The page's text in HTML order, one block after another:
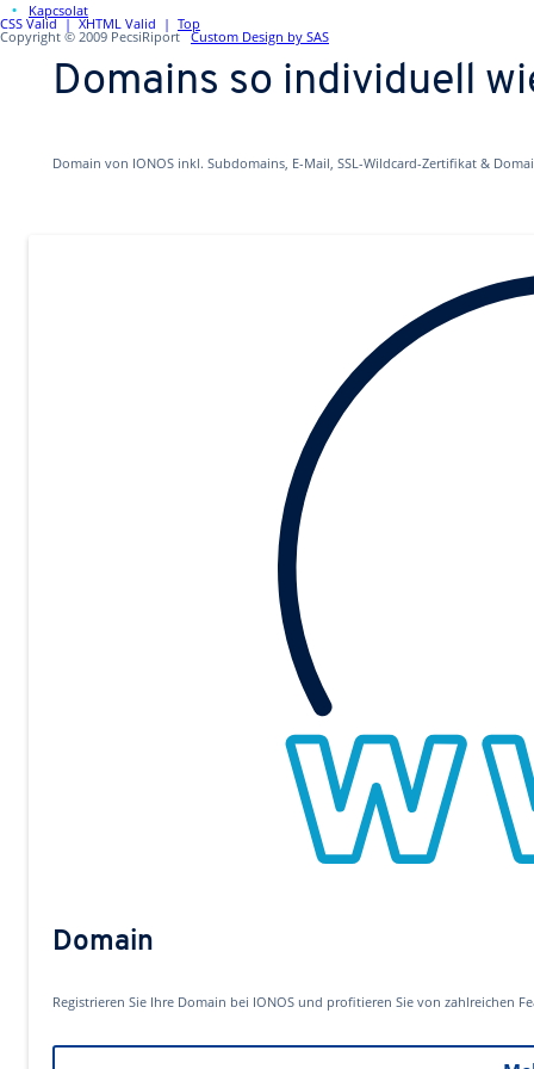
Domains so individuell
Domain von IONOS inkl. Subdomains, E-Mail, SSL-Wildcard-Zertifikat &
Domain
Registrieren Sie Ihre Domain bei IONOS und profitieren Sie von zahlreichen
Kapcsolat
CSS Valid |XHTML Valid | Top
Copyright © 2009 PecsiRiportCustom Design by SAS